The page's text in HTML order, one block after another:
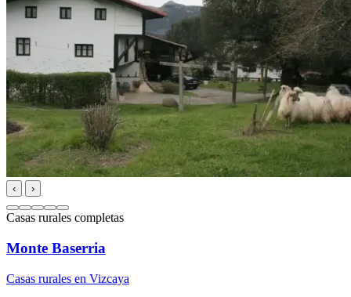
‹ ›
Casas rurales completas
Monte Baserria
Casas rurales en Vizcaya